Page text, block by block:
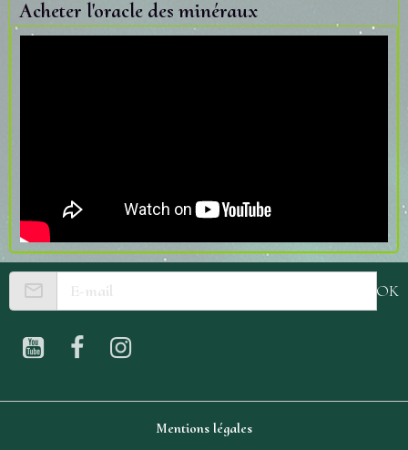
Acheter l'oracle des minéraux
OK
Mentions légales